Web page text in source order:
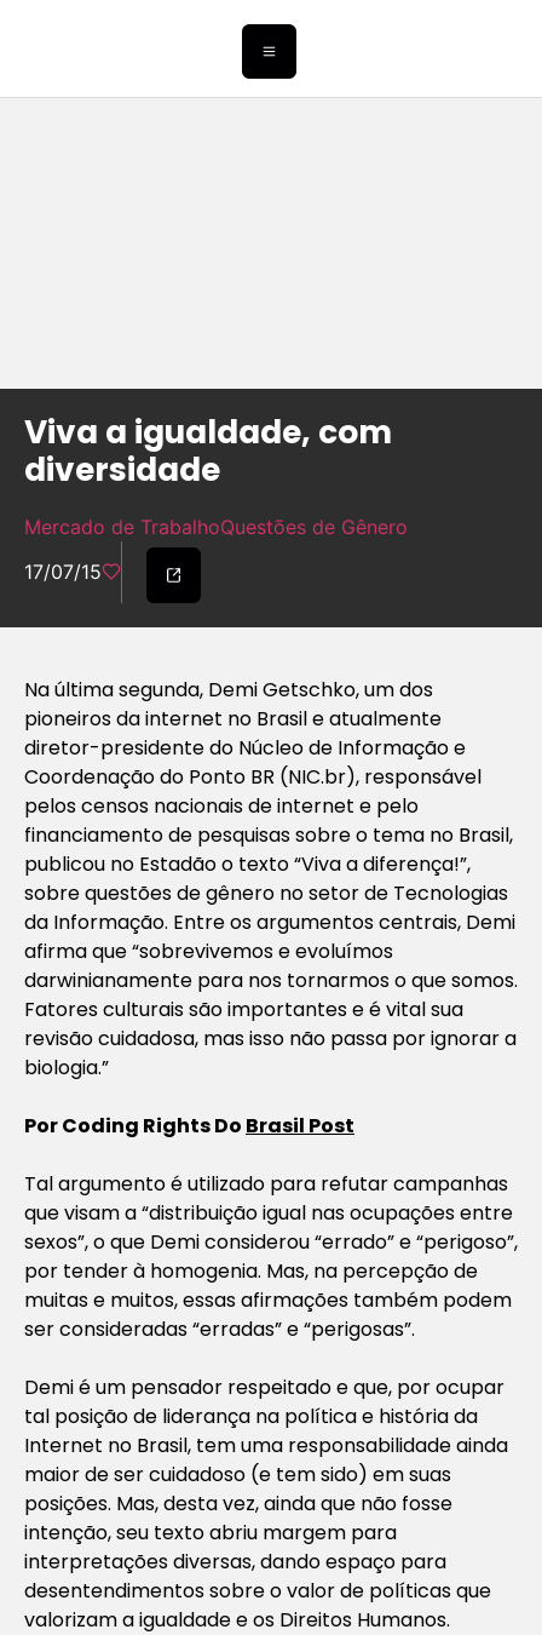
Viva a igualdade, com
diversidade
Mercado de TrabalhoQuestões de Gênero
17/07/15
Na última segunda, Demi Getschko, um dos
pioneiros da internet no Brasil e atualmente
diretor-presidente do Núcleo de Informação e
Coordenação do Ponto BR (NIC.br), responsável
pelos censos nacionais de internet e pelo
financiamento de pesquisas sobre o tema no Brasil,
publicou no Estadão o texto “Viva a diferença!”,
sobre questões de gênero no setor de Tecnologias
da Informação. Entre os argumentos centrais, Demi
afirma que “sobrevivemos e evoluímos
darwinianamente para nos tornarmos o que somos.
Fatores culturais são importantes e é vital sua
revisão cuidadosa, mas isso não passa por ignorar a
biologia.”
PorCoding Rights Do Brasil Post
Tal argumento é utilizado para refutar campanhas
que visam a “distribuição igual nas ocupações entre
sexos”, o que Demi considerou “errado” e “perigoso”,
por tender à homogenia. Mas, na percepção de
muitas e muitos, essas afirmações também podem
ser consideradas “erradas” e “perigosas”.
Demi é um pensador respeitado e que, por ocupar
tal posição de liderança na política e história da
Internet no Brasil, tem uma responsabilidade ainda
maior de ser cuidadoso (e tem sido) em suas
posições. Mas, desta vez, ainda que não fosse
intenção, seu texto abriu margem para
interpretações diversas, dando espaço para
desentendimentos sobre o valor de políticas que
valorizam a igualdade e os Direitos Humanos.